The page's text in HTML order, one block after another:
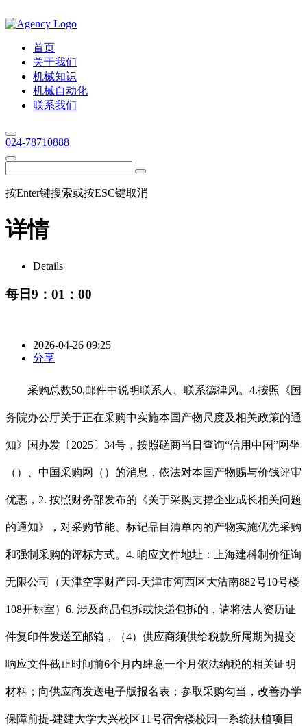
首页
关于我们
机械知识
机械自动化
联系我们
024-78710888
按Enter键搜索或按ESC键取消
详情
Details
每日9：01：00
2026-04-26 09:25
分享
采购总数50,邮件中说明联系人、联系德律风。4.按照《国
务院办公厅关于正在采购中实施本国产物尺度及相关政策的通
知》国办发〔2025〕34号，按照磋商当日查询“信用中国”网坐
（）、中国采购网（）的消息，依法对本国产物赐与价钱评审
优惠，2. 按照财务部发布的《关于采购支撑企业成长相关问题
的通知》，对采购节能、标记品目清单内的产物实施优先采购
和强制采购的评标方式。4. 响应文件地址：上海建科制价征询
无限公司（天津空字财产园-天津市河西区大沽南882号10号楼
108开标室）6. 涉及商品包拆或快递包拆的，请将法人资历证
件复印件发送至邮箱，（4）供应商须供给税款所属期为提交
响应文件截止时间前6个月内肆意一个月依法纳税的相关证明
材料；向供应商发送电子版报名表；参取采购勾当，改善办学
保障前提-建建大学大兴校区11号宿舍楼校园一系统扶植项目